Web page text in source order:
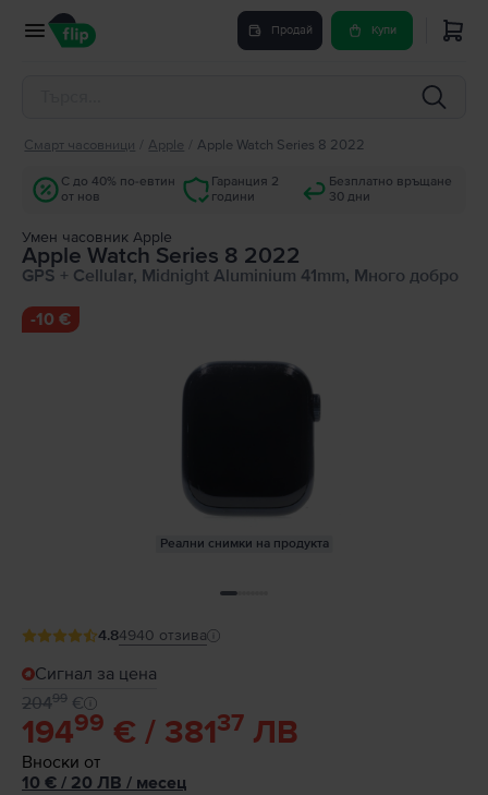
Продай Купи
Смарт часовници Apple Apple Watch Series 8 2022
С до 40% по-евтин
от нов
Гаранция 2
години
Безплатно връщане
30 дни
Умен часовник Apple
Apple Watch Series 8 2022
GPS + Cellular, Midnight Aluminium 41mm, Много добро
-10 €
Реални снимки на продукта
4.84940 отзива
Сигнал за цена
19499 € / 38137 ЛВ
20499 €
Вноски от
10 € / 20 ЛВ / месец